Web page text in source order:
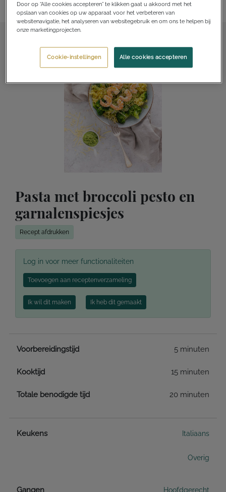
wensen!
Pasta met broccoli pesto en
garnalenspiesjes
Recept afdrukken
Log in voor meer functionaliteiten
Toevoegen aan receptenverzameling
Ik wil dit maken Ik heb dit gemaakt
Voorbereidingstijd 5 minuten
Kooktijd 15 minuten
Totale benodigde tijd 20 minuten
Keukens Italiaans
Overig
Gangen Hoofdgerecht
Door op “Alle cookies accepteren” te klikken gaat u akkoord met het
opslaan van cookies op uw apparaat voor het verbeteren van
websitenavigatie, het analyseren van websitegebruik en om ons te helpen bij
onze marketingprojecten.
Alle cookies accepteren
Cookie-instellingen